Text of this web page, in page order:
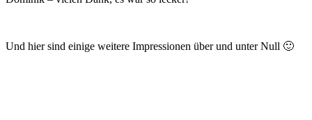
Und hier sind einige weitere Impressionen über und unter Null 🙂